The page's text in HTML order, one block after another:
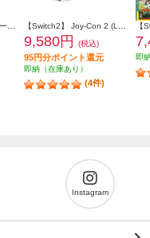
【Switch2】 ニンテンドースイッチ2本体（日本語・国内専用） スプラトゥーン レイダース セット（特典：クッション付き ※シールは付きません） 【Switch2】 Joy-Con 2 (L) ライトパープル/(R) ライトグリーン
9,580円 (税込)
95円分ポイント還元
即納（在庫あり）
(4件)
即
Instagram